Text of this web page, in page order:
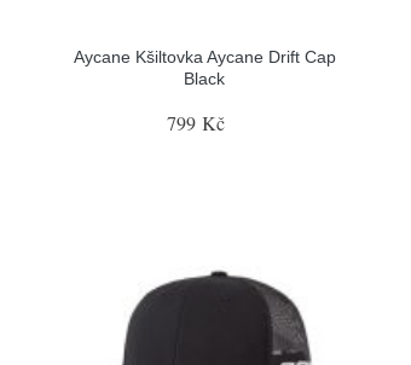
Aycane Kšiltovka Aycane Drift Cap
Black
799 Kč